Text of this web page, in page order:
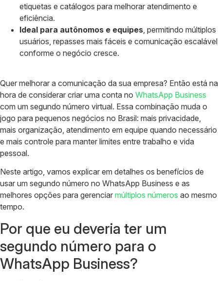
etiquetas e catálogos para melhorar atendimento e
eficiência.
Ideal para autônomos e equipes , permitindo múltiplos
usuários, repasses mais fáceis e comunicação escalável
conforme o negócio cresce.
Quer melhorar a comunicação da sua empresa? Então está na
hora de considerar criar uma conta no WhatsApp Business
com um segundo número virtual. Essa combinação muda o
jogo para pequenos negócios no Brasil: mais privacidade,
mais organização, atendimento em equipe quando necessário
e mais controle para manter limites entre trabalho e vida
pessoal.
Neste artigo, vamos explicar em detalhes os benefícios de
usar um segundo número no WhatsApp Business e as
melhores opções para gerenciar múltiplos números ao mesmo
tempo.
Por que eu deveria ter um
segundo número para o
WhatsApp Business?